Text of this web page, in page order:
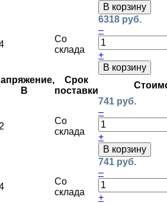
В корзину
Со
склада
6318 руб.
–
+
В корзину
В
Срок
поставки
Со
склада
741 руб.
–
+
В корзину
Со
склада
741 руб.
–
+